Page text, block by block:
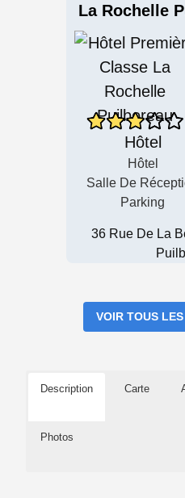
La Rochelle
Hôtel
Hôtel
Salle De
Parking
36 Rue De La
VOIR TOUS
Description Carte
Photos